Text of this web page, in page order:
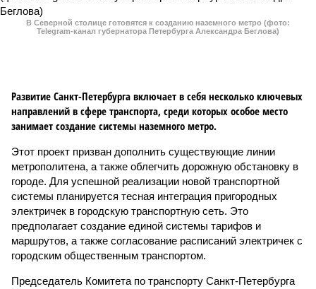
В Северной столице готовятся к созданию наземного метро (фото:
Telegram-канал губернатора Петербурга Александра Беглова)
Развитие Санкт-Петербурга включает в себя несколько ключевых
направлений в сфере транспорта, среди которых особое место
занимает создание системы наземного метро.
Этот проект призван дополнить существующие линии
метрополитена, а также облегчить дорожную обстановку в
городе. Для успешной реализации новой транспортной
системы планируется тесная интеграция пригородных
электричек в городскую транспортную сеть. Это
предполагает создание единой системы тарифов и
маршрутов, а также согласование расписаний электричек с
городским общественным транспортом.
Председатель Комитета по транспорту Санкт-Петербурга